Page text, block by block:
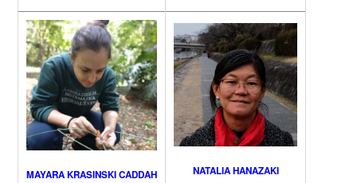
MAYARA KRASINSKI CADDAH NATALIA HANAZAKI